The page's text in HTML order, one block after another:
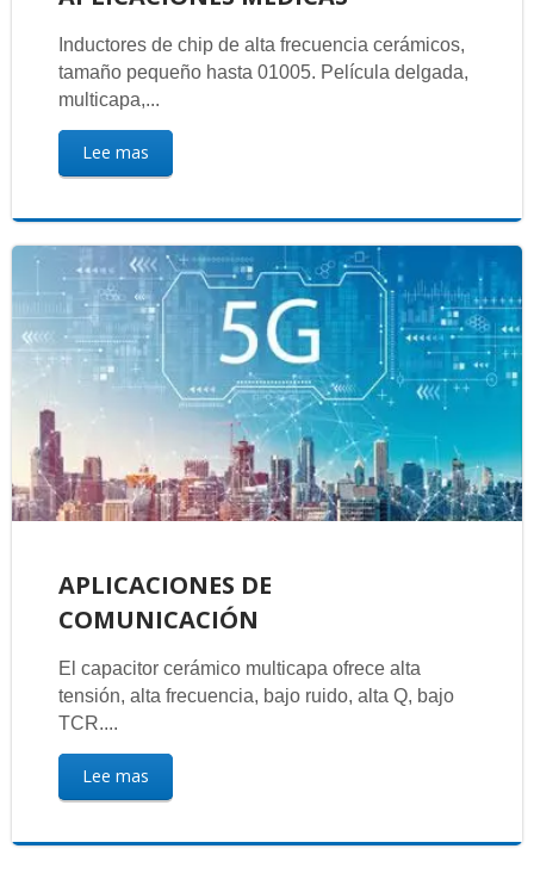
Inductores de chip de alta frecuencia cerámicos,
tamaño pequeño hasta 01005. Película delgada,
multicapa,...
Lee mas
APLICACIONES DE
COMUNICACIÓN
El capacitor cerámico multicapa ofrece alta
tensión, alta frecuencia, bajo ruido, alta Q, bajo
TCR....
Lee mas